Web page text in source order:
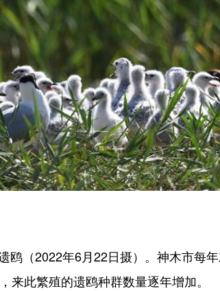
（2022年6月22日摄）。神木市每
此繁殖的遗鸥种群数量逐年增加。